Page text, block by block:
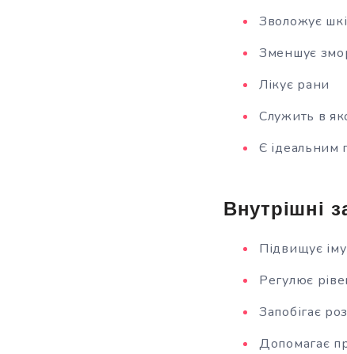
Зволожує
Зменшує
Лікує рани
Служить в
Є ідеальним
Внутрішні
Підвищує
Регулює
Запобігає
Допомагає